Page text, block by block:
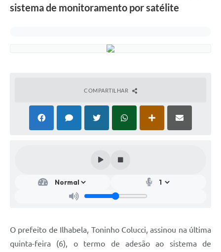
sistema de monitoramento por satélite
COMPARTILHAR
O prefeito de Ilhabela, Toninho Colucci, assinou na última
quinta-feira (6), o termo de adesão ao sistema de